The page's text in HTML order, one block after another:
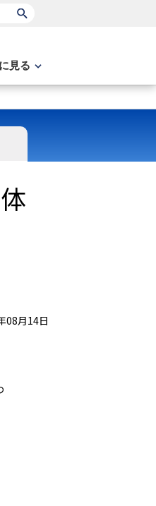
見る
08月14日